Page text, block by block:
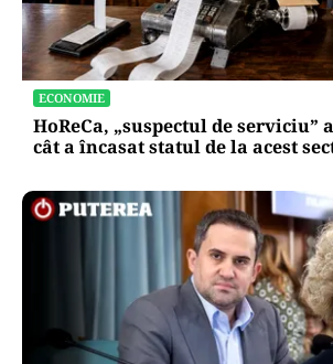
ECONOMIE
HoReCa, „suspectul de serviciu”
cât a încasat statul de la acest